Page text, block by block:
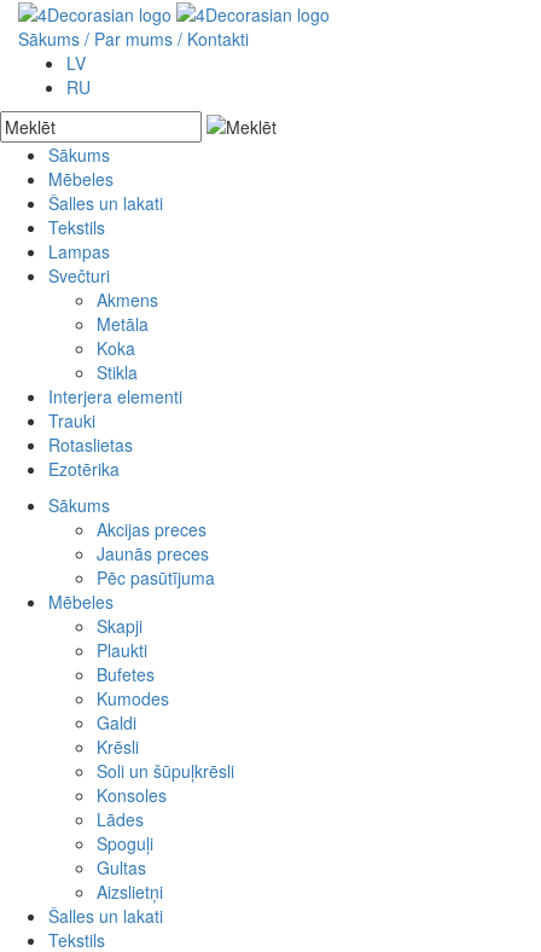
Sākums / Par mums / Kontakti
LV
RU
Sākums
Akcijas preces
Jaunās preces
Pēc pasūtījuma
Mēbeles
Skapji
Plaukti
Bufetes
Kumodes
Galdi
Krēsli
Soli un šūpuļkrēsli
Konsoles
Lādes
Gultas
Aizslietņi
Šalles un lakati
Tekstils
Spilvendrānas
Drēbes
Somas
Gultu pārklāji
Paklāji
Sienas dekori
Pufi
Lampas
Svečturi
Akmens
Metāla
Koka
Stikla
Interjera elementi
Kolonnas
Kapiteļi
Metāla izstrādājumi
Ziedi
Vāzes
Trauki
Rotaslietas
Rokassprādzes
Krelles
Kuloni
Gredzeni
Auskari
Komplekti
Cits
Ezotērika
Sākums
Akcijas preces
Jaunās preces
Pēc pasūtījuma
Mēbeles
Skapji
Plaukti
Bufetes
Kumodes
Galdi
Krēsli
Soli un šūpuļkrēsli
Konsoles
Lādes
Spoguļi
Gultas
Aizslietņi
Šalles un lakati
Tekstils